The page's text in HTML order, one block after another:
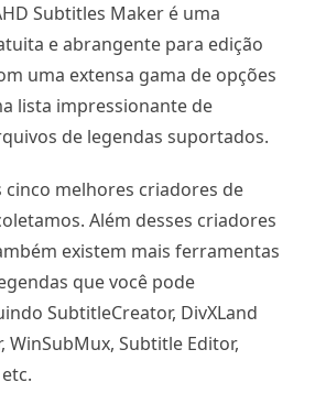
Subtitles Maker é uma
e abrangente para edição
uma extensa gama de opções
lista impressionante de
de legendas suportados.
cinco melhores criadores de
Além desses criadores
existem mais ferramentas
que você pode
SubtitleCreator, DivXLand
WinSubMux, Subtitle Editor,